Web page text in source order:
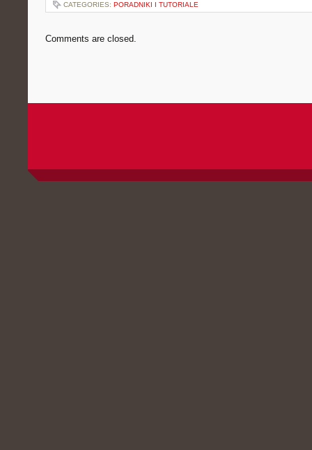
CATEGORIES: PORADNIKI I TUTORIALE
Comments are closed.